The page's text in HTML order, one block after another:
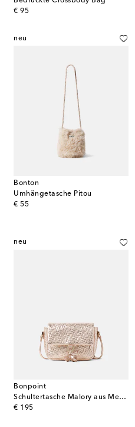
€ 95
original price
neu
Bonton
Umhängetasche Pitou
€ 55
original price
neu
Bonpoint
Schultertasche Malory aus Metallic-Leder
€ 195
original price